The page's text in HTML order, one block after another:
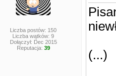
Liczba postów: 150
Liczba wątków: 9
Dołączył: Dec 2015
Reputacja: 39 (...)